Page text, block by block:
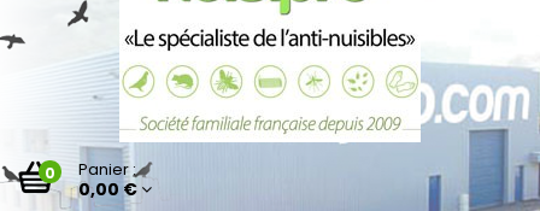
0 Panier :
0,00 €